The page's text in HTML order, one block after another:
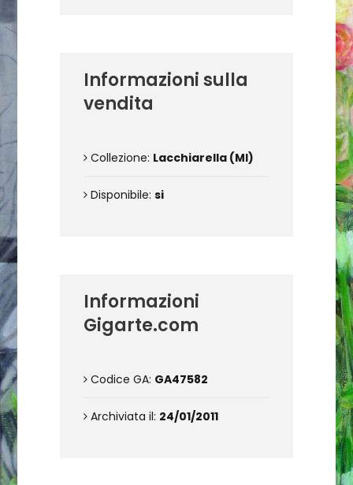
Informazioni sulla
vendita
Collezione: Lacchiarella (MI)
Disponibile: si
Informazioni
Gigarte.com
Codice GA: GA47582
Archiviata il: 24/01/2011